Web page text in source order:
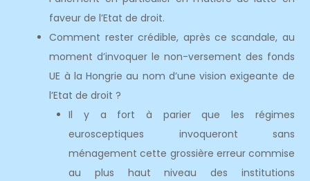
faveur de l’Etat de droit.
Comment rester crédible, après ce scandale, au
moment d’invoquer le non-versement des fonds
UE à la Hongrie au nom d’une vision exigeante de
l’Etat de droit ?
Il y a fort à parier que les régimes
eurosceptiques invoqueront sans
ménagement cette grossière erreur commise
au plus haut niveau des institutions